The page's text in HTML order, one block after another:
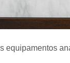
equipamentos